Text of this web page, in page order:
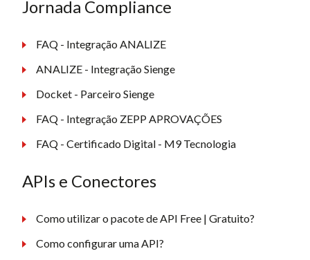
Jornada Compliance
FAQ - Integração ANALIZE
ANALIZE - Integração Sienge
Docket - Parceiro Sienge
FAQ - Integração ZEPP APROVAÇÕES
FAQ - Certificado Digital - M9 Tecnologia
APIs e Conectores
Como utilizar o pacote de API Free | Gratuito?
Como configurar uma API?